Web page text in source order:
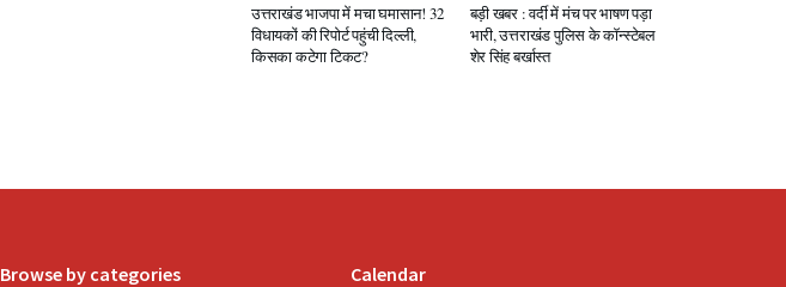
उत्तराखंड भाजपा में मचा घमासान! 32
विधायकों की रिपोर्ट पहुंची दिल्ली,
किसका कटेगा टिकट?
बड़ी खबर : वर्दी में मंच पर भाषण पड़ा
भारी, उत्तराखंड पुलिस के कॉन्स्टेबल
शेर सिंह बर्खास्त
Browse by categories Calendar